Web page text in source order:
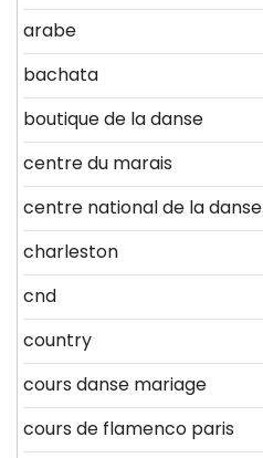
arabe
bachata
boutique de la danse
centre du marais
centre national de la danse
charleston
cnd
country
cours danse mariage
cours de flamenco paris